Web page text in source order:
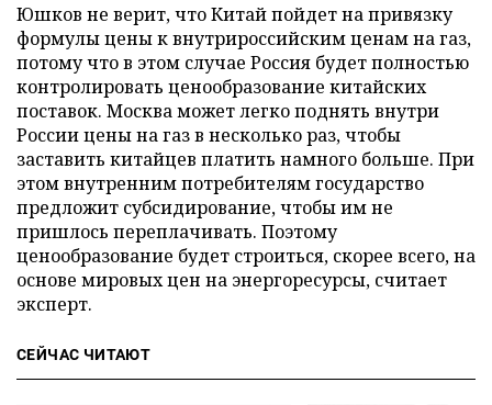
Юшков не верит, что Китай пойдет на привязку
формулы цены к внутрироссийским ценам на газ,
потому что в этом случае Россия будет полностью
контролировать ценообразование китайских
поставок. Москва может легко поднять внутри
России цены на газ в несколько раз, чтобы
заставить китайцев платить намного больше. При
этом внутренним потребителям государство
предложит субсидирование, чтобы им не
пришлось переплачивать. Поэтому
ценообразование будет строиться, скорее всего, на
основе мировых цен на энергоресурсы, считает
эксперт.
СЕЙЧАС ЧИТАЮТ